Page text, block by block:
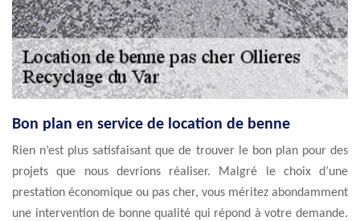
Bon plan en service de location de benne
Rien n’est plus satisfaisant que de trouver le bon plan pour des
projets que nous devrions réaliser. Malgré le choix d’une
prestation économique ou pas cher, vous méritez abondamment
une intervention de bonne qualité qui répond à votre demande.